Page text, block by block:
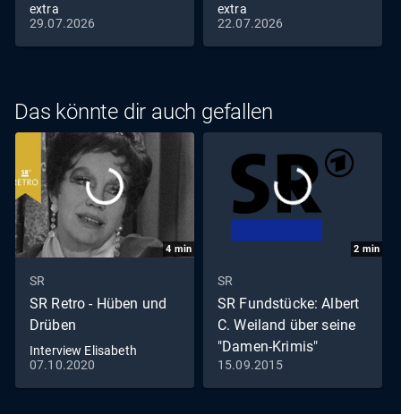
extra
29.07.2026
extra
22.07.2026
Das könnte dir auch gefallen
4 min
SR
SR Retro - Hüben und
Drüben
Interview Elisabeth
Flickenschildt
07.10.2020
2 min
SR
SR Fundstücke: Albert
C. Weiland über seine
"Damen-Krimis"
15.09.2015